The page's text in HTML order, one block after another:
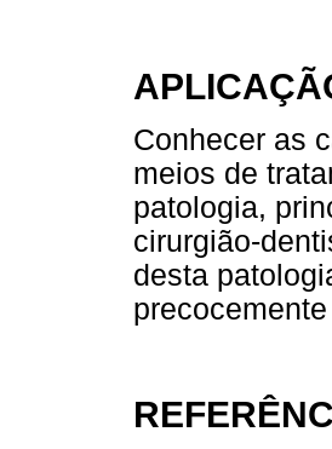
Conhecer as
meios de
patologia,
cirurgião-
desta